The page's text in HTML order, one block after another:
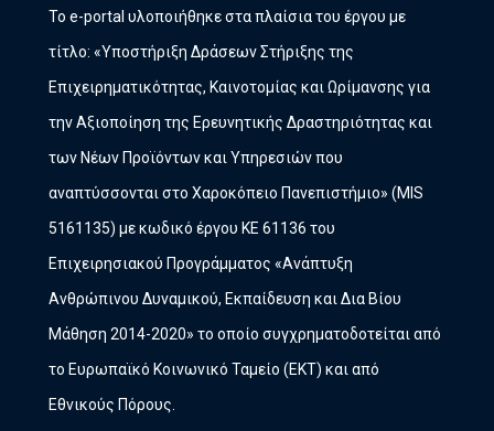
Το e-portal υλοποιήθηκε στα πλαίσια του έργου με
τίτλο: «Υποστήριξη Δράσεων Στήριξης της
Επιχειρηματικότητας, Καινοτομίας και Ωρίμανσης για
την Αξιοποίηση της Ερευνητικής Δραστηριότητας και
των Νέων Προϊόντων και Υπηρεσιών που
αναπτύσσονται στο Χαροκόπειο Πανεπιστήμιο» (MIS
5161135) με κωδικό έργου ΚΕ 61136 του
Επιχειρησιακού Προγράμματος «Ανάπτυξη
Ανθρώπινου Δυναμικού, Εκπαίδευση και Δια Βίου
Μάθηση 2014-2020» το οποίο συγχρηματοδοτείται από
το Ευρωπαϊκό Κοινωνικό Ταμείο (ΕΚΤ) και από
Εθνικούς Πόρους.